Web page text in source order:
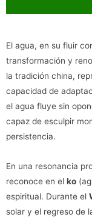
El agua, en su fluir
transformación y
la tradición china,
capacidad de
el agua fluye sin
capaz de esculpir
persistencia.
En una resonancia
reconoce en el ko
espiritual. Durante el
solar y el regreso de